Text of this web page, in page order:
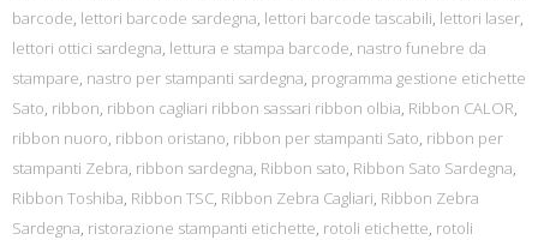
barcode, lettori barcode sardegna, lettori barcode tascabili, lettori laser,
lettori ottici sardegna, lettura e stampa barcode, nastro funebre da
stampare, nastro per stampanti sardegna, programma gestione etichette
Sato, ribbon, ribbon cagliari ribbon sassari ribbon olbia, Ribbon CALOR,
ribbon nuoro, ribbon oristano, ribbon per stampanti Sato, ribbon per
stampanti Zebra, ribbon sardegna, Ribbon sato, Ribbon Sato Sardegna,
Ribbon Toshiba, Ribbon TSC, Ribbon Zebra Cagliari, Ribbon Zebra
Sardegna, ristorazione stampanti etichette, rotoli etichette, rotoli